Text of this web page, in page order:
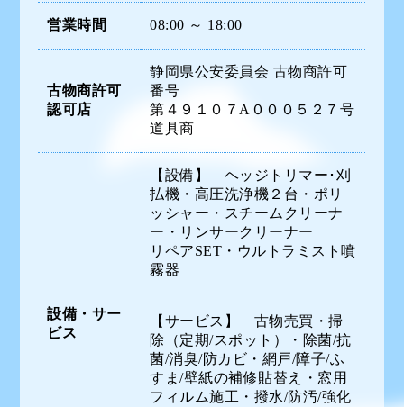
営業時間 08:00 ～ 18:00
古物商許可
認可店
静岡県公安委員会 古物商許可
番号
第４９１０７A０００５２７号
道具商
設備・サー
ビス
【設備】 ヘッジトリマー･刈
払機・高圧洗浄機２台・ポリ
ッシャー・スチームクリーナ
ー・リンサークリーナー
リペアSET・ウルトラミスト噴
霧器
【サービス】 古物売買・掃
除（定期/スポット）・除菌/抗
菌/消臭/防カビ・網戸/障子/ふ
すま/壁紙の補修貼替え・窓用
フィルム施工・撥水/防汚/強化